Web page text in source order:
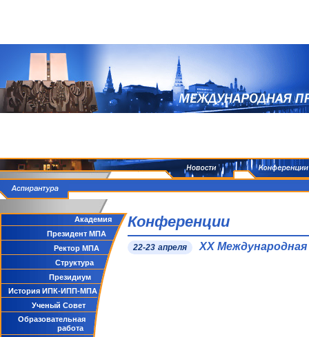
Академия
Президент МПА
Ректор МПА
Структура
Президиум
История ИПК-ИПП-МПА
Ученый Совет
Образовательная
работа
Конференции
22-23 апреля XX